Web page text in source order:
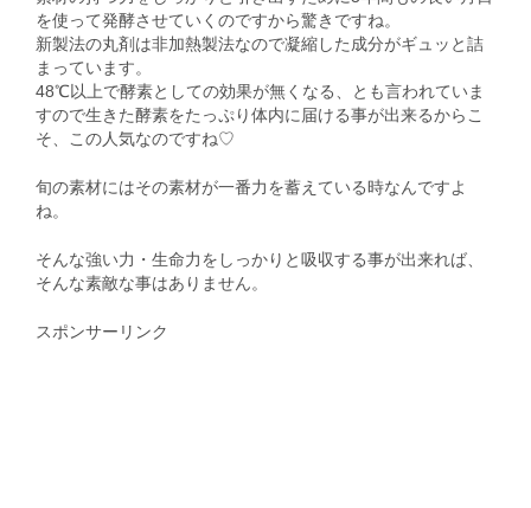
を使って発酵させていくのですから驚きですね。
新製法の丸剤は非加熱製法なので凝縮した成分がギュッと詰
まっています。
48℃以上で酵素としての効果が無くなる、とも言われていま
すので生きた酵素をたっぷり体内に届ける事が出来るからこ
そ、この人気なのですね♡
旬の素材にはその素材が一番力を蓄えている時なんですよ
ね。
そんな強い力・生命力をしっかりと吸収する事が出来れば、
そんな素敵な事はありません。
スポンサーリンク